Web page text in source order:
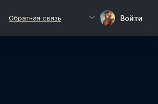
Обратная связь Войти